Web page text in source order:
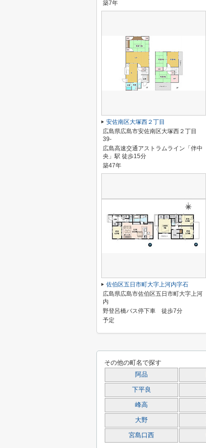
築7年
安佐南区大塚西２丁目
広島県広島市安佐南区大塚西２丁目
39-
広島高速交通アストラムライン「伴中
央」駅 徒歩15分
築47年
佐伯区五日市町大字上河内字石
広島県広島市佐伯区五日市町大字上河
内
野登呂橋バス停下車 徒歩7分
予定
その他の町名で探す
阿品
下平良
峰高
大野
宮島口西